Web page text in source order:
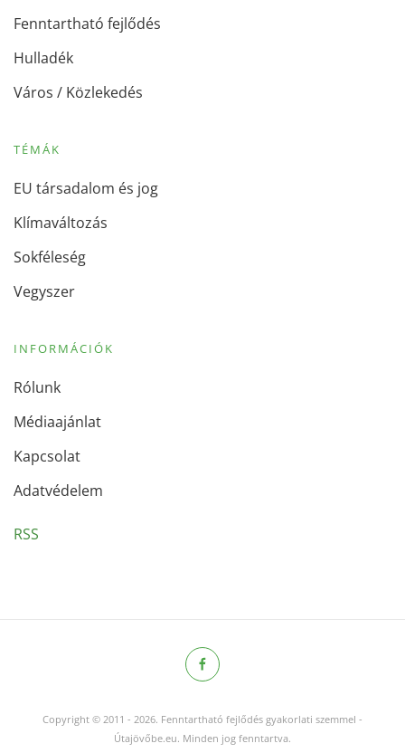
Fenntartható fejlődés
Hulladék
Város / Közlekedés
TÉMÁK
EU társadalom és jog
Klímaváltozás
Sokféleség
Vegyszer
INFORMÁCIÓK
Rólunk
Médiaajánlat
Kapcsolat
Adatvédelem
RSS
Copyright © 2011 - 2026. Fenntartható fejlődés gyakorlati szemmel -
Útajövőbe.eu. Minden jog fenntartva.